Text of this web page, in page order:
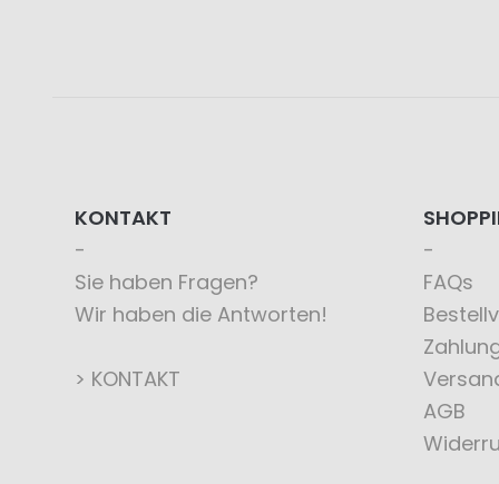
KONTAKT
Sie haben Fragen?
Wir haben die Antworten!
> KONTAKT
FAQs
AGB